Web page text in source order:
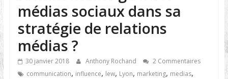
médias sociaux dans sa
stratégie de relations
médias ?
30 janvier 2018 Anthony Rochand
2 Commentaires
communication, influence, lew, Lyon, marketing, medias,